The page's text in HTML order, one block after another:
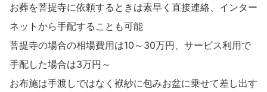
お葬を菩提寺に依頼するときは素早く直接連絡、インター
ネットから手配することも可能
菩提寺の場合の相場費用は10～30万円、サービス利用で
手配した場合は3万円～
お布施は手渡しではなく袱紗に包みお盆に乗せて差し出す